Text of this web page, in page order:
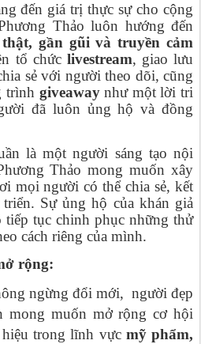
đến giá trị thực sự cho cộng
Thảo luôn hướng đến
gần gũi và truyền cảm
tổ chức livestream, giao lưu
sẻ với người theo dõi, cũng
trình giveawaynhư một lời tri
đã luôn ủng hộ và đồng
là một người sáng tạo nội
Thảo mong muốn xây
mọi người có thể chia sẻ, kết
Sự ủng hộ của khán giả
tục chinh phục những thử
cách riêng của mình.
rộng:
ngừng đổi mới, người đẹp
mong muốn mở rộng cơ hội
trong lĩnh vực mỹ phẩm,